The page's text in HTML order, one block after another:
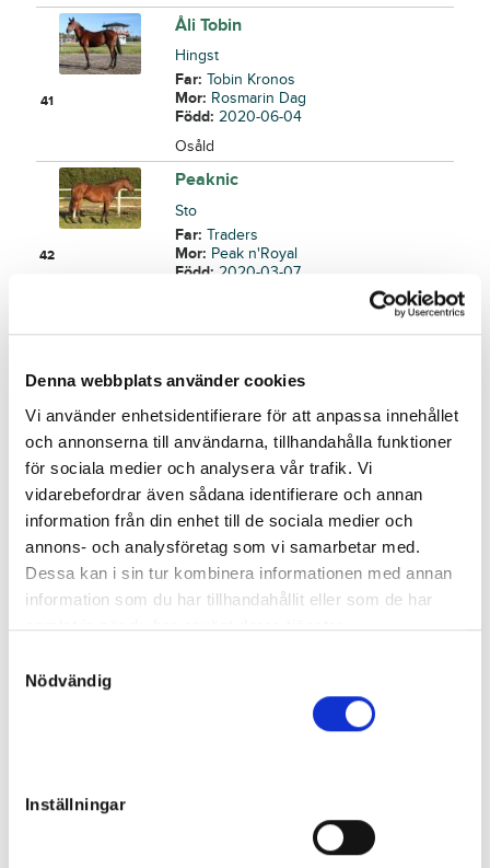
Denna webbplats använder cookies
Vi använder enhetsidentifierare för att anpassa innehållet
och annonserna till användarna, tillhandahålla funktioner
för sociala medier och analysera vår trafik. Vi
vidarebefordrar även sådana identifierare och annan
information från din enhet till de sociala medier och
annons- och analysföretag som vi samarbetar med.
Dessa kan i sin tur kombinera informationen med annan
information som du har tillhandahållit eller som de har
samlat in när du har använt deras tjänster.
Nödvändig
Inställningar
41
Åli Tobin
Hingst
Far:Tobin Kronos
Mor: Rosmarin Dag
Född:2020-06-04
Osåld
42
Peaknic
Sto
Far:Traders
Mor: Peak n'Royal
Född:2020-03-07
43
Charlis Broline
Far:Classic Photo
Mor:Sabbia Bianca
Född:2020-05-18
Guli Prins
Hingst
Far:Ingbest
Mor: Guli Saga
Född:2020-04-26
Slutpris
50 000kr
Roger Malmqvist trav ab